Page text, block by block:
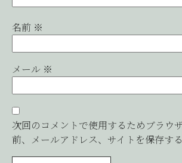
名前 ※
メール ※
次回のコメントで使用するためブラウ
前、メールアドレス、サイトを保存する